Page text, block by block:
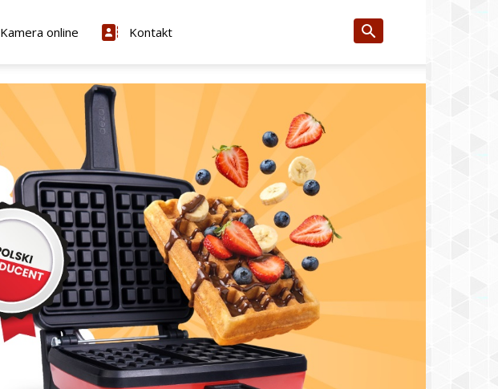
Kamera online Kontakt